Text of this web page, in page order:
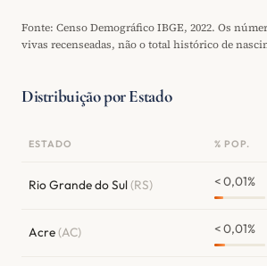
Fonte: Censo Demográfico IBGE, 2022. Os
vivas recenseadas, não o total histórico de
Distribuição por Estado
ESTADO % POP.
Rio Grande do Sul(RS) < 0,01%
Acre(AC) < 0,01%